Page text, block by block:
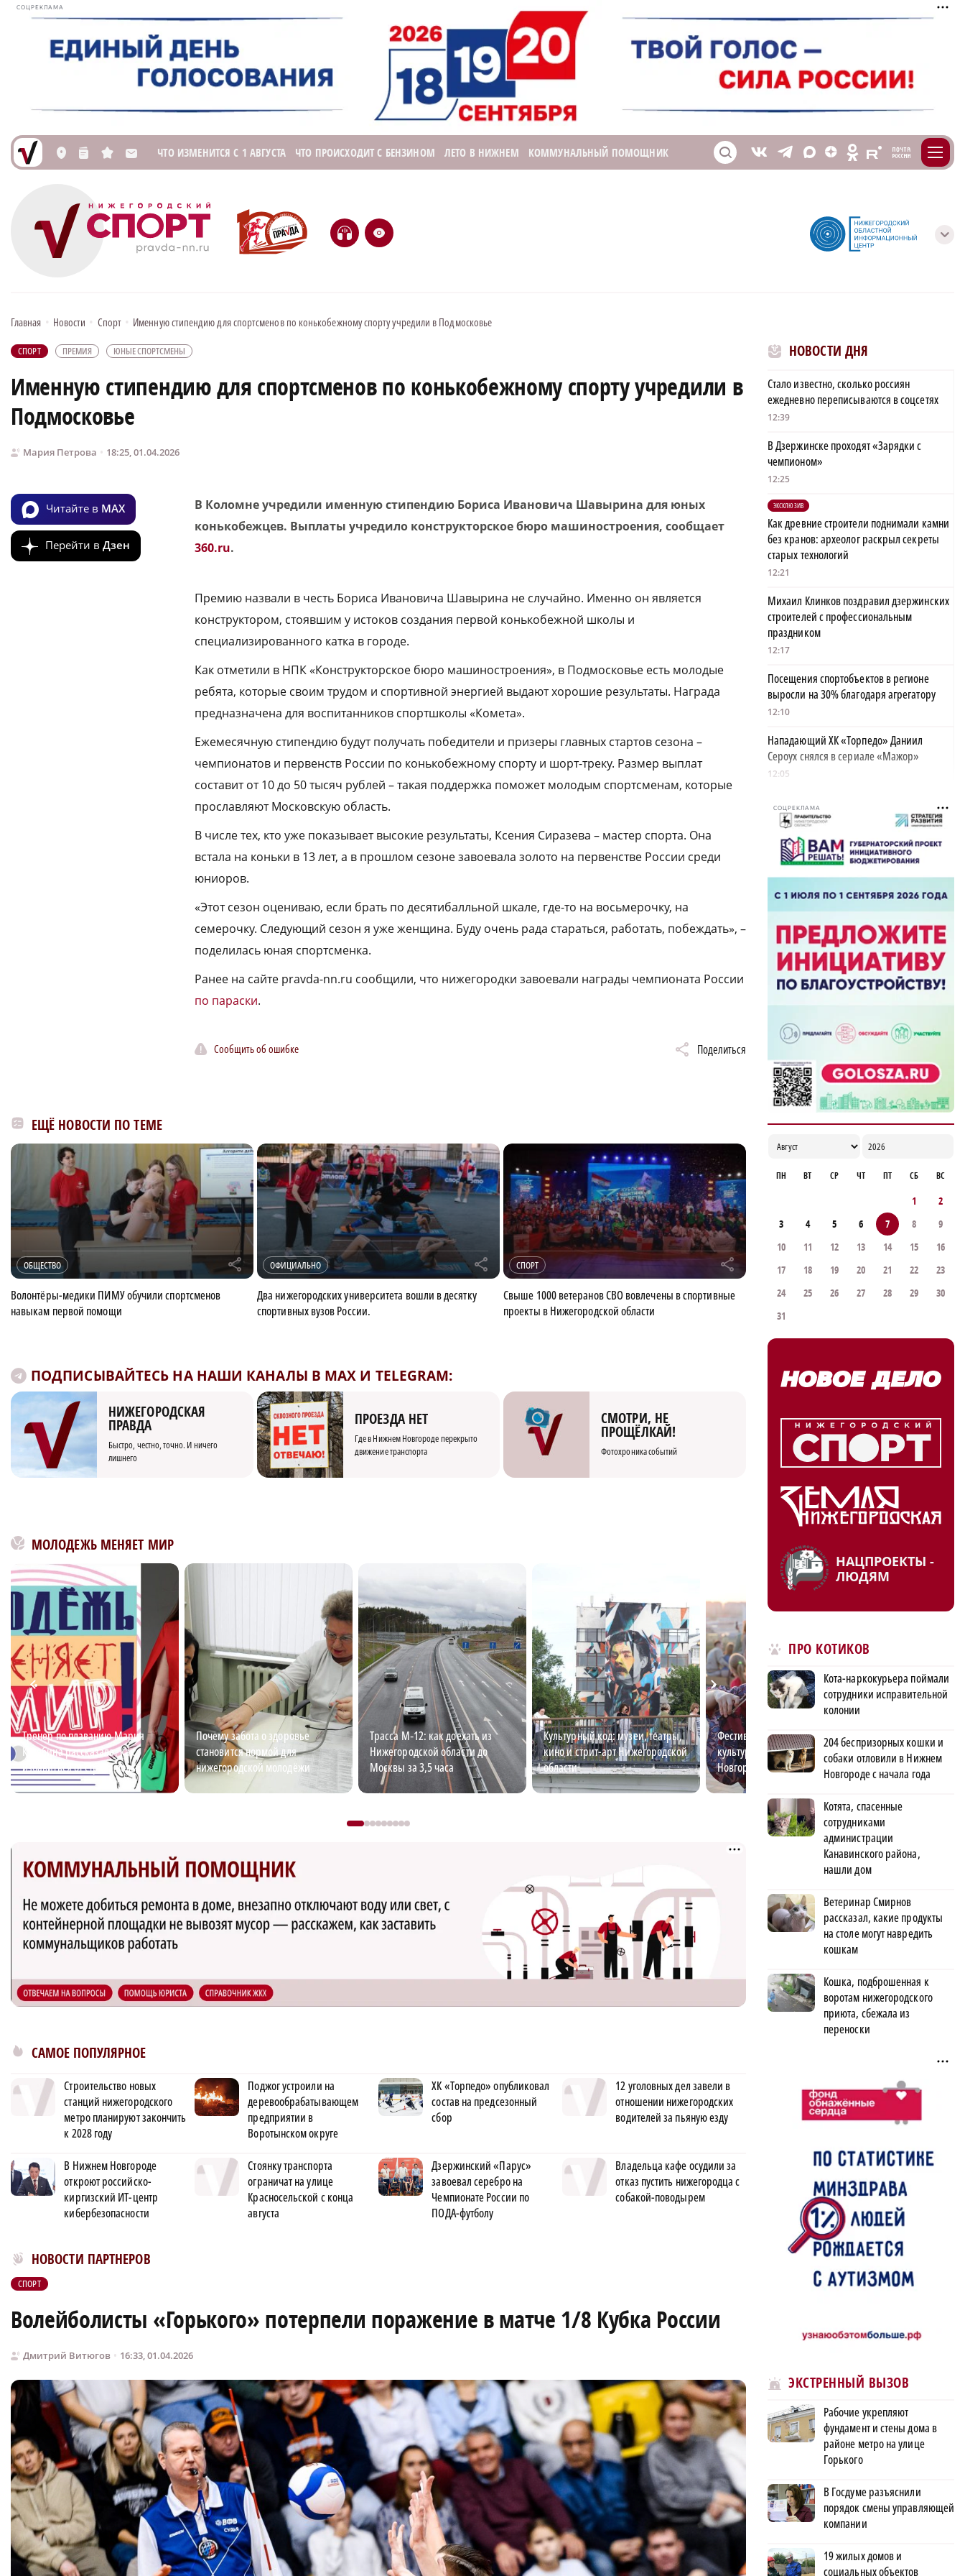
СОЦРЕКЛАМА
L n s M ЧТО ИЗМЕНИТСЯ С 1 АВГУСТА ЧТО ПРОИСХОДИТ С БЕНЗИНОМ ЛЕТО В НИЖНЕМ КОММУНАЛЬНЫЙ ПОМОЩНИК S V T X Z O E m
H e с
Главная • Новости • Спорт • Именную стипендию для спортсменов по конькобежному спорту учредили в Подмосковье
СПОРТ ПРЕМИЯ ЮНЫЕ СПОРТСМЕНЫ
Именную стипендию для спортсменов по конькобежному спорту учредили в
Подмосковье
Мария Петрова 18:25, 01.04.2026
Читайте в MAX
Перейти в Дзен
В Коломне учредили именную стипендию Бориса Ивановича Шавырина для юных
конькобежцев. Выплаты учредило конструкторское бюро машиностроения, сообщает
360.ru.
Премию назвали в честь Бориса Ивановича Шавырина не случайно. Именно он является
конструктором, стоявшим у истоков создания первой конькобежной школы и
специализированного катка в городе.
Как отметили в НПК «Конструкторское бюро машиностроения», в Подмосковье есть молодые
ребята, которые своим трудом и спортивной энергией выдают хорошие результаты. Награда
предназначена для воспитанников спортшколы «Комета».
Ежемесячную стипендию будут получать победители и призеры главных стартов сезона –
чемпионатов и первенств России по конькобежному спорту и шорт-треку. Размер выплат
составит от 10 до 50 тысяч рублей – такая поддержка поможет молодым спортсменам, которые
прославляют Московскую область.
В числе тех, кто уже показывает высокие результаты, Ксения Сиразева – мастер спорта. Она
встала на коньки в 13 лет, а в прошлом сезоне завоевала золото на первенстве России среди
юниоров.
«Этот сезон оцениваю, если брать по десятибалльной шкале, где-то на восьмерочку, на
семерочку. Следующий сезон я уже женщина. Буду очень рада стараться, работать, побеждать», –
поделилась юная спортсменка.
Ранее на сайте pravda-nn.ru сообщили, что нижегородки завоевали награды чемпионата России
по параски.
Сообщить об ошибке Поделиться
ЕЩЁ НОВОСТИ ПО ТЕМЕ
ОБЩЕСТВО r
Волонтёры-медики ПИМУ обучили спортсменов
навыкам первой помощи
ОФИЦИАЛЬНО r
Два нижегородских университета вошли в десятку
спортивных вузов России.
СПОРТ r
Свыше 1000 ветеранов СВО вовлечены в спортивные
проекты в Нижегородской области
ПОДПИСЫВАЙТЕСЬ НА НАШИ КАНАЛЫ В MAX И TELEGRAM:
НИЖЕГОРОДСКАЯ
ПРАВДА
Быстро, честно, точно. И ничего
лишнего
ПРОЕЗДА НЕТ
Где в Нижнем Новгороде перекрыто
движение транспорта
СМОТРИ, НЕ
ПРОЩЁЛКАЙ!
Фотохроника событий
МОЛОДЕЖЬ МЕНЯЕТ МИР
Тренер по плаванию Мария
Кулябина рассказала, как
избавиться от страха воды
Почему забота о здоровье
становится нормой для
нижегородской молодёжи
Трасса М‑12: как доехать из
Нижегородской области до
Москвы за 3,5 часа
Культурный код: музеи, театры,
кино и стрит-арт Нижегородской
области
Фестивальный город: главные
культурные события Нижнего
Новгорода
арены, дворцы
современные
САМОЕ ПОПУЛЯРНОЕ
Строительство новых
станций нижегородского
метро планируют закончить
к 2028 году
Поджог устроили на
деревообрабатывающем
предприятии в
Воротынском округе
ХК «Торпедо» опубликовал
состав на предсезонный
сбор
12 уголовных дел завели в
отношении нижегородских
водителей за пьяную езду
В Нижнем Новгороде
откроют российско-
киргизский ИТ-центр
кибербезопасности
Стоянку транспорта
ограничат на улице
Красносельской с конца
августа
Дзержинский «Парус»
завоевал серебро на
Чемпионате России по
ПОДА-футболу
Владельца кафе осудили за
отказ пустить нижегородца с
собакой-поводырем
НОВОСТИ ПАРТНЕРОВ
Новости МирТесен
СПОРТ
Волейболисты «Горького» потерпели поражение в матче 1/8 Кубка России
Дмитрий Витюгов 16:33, 01.04.2026
НОВОСТИ ДНЯ
Стало известно, сколько россиян
ежедневно переписываются в соцсетях
12:39
В Дзержинске проходят «Зарядки с
чемпионом»
12:25
ЭКСКЛЮЗИВ
Как древние строители поднимали камни
без кранов: археолог раскрыл секреты
старых технологий
12:21
Михаил Клинков поздравил дзержинских
строителей с профессиональным
праздником
12:17
Посещения спортобъектов в регионе
выросли на 30% благодаря агрегатору
12:10
Нападающий ХК «Торпедо» Даниил
Сероух снялся в сериале «Мажор»
12:05
В Нижнем Новгороде прошел семинар
руководства вневедомственной охраны
Росгвардии
11:59
Участников дропперской схемы на 380
тысяч рублей задержали в Павлове
11:53
В НГТУ создали криптокалькулятор для
обучения шифрованию и поиска
уязвимостей
11:47
Каждый 2‑й кв.м жилья строится при
участии Волго-Вятского банка Сбербанка
СОЦРЕКЛАМА
ПН ВТ СР ЧТ ПТ СБ ВС
1
2
3
4 5 6 7 8
9
10
11 12 13 14 15
16
17
18 19 20 21 22
23
24
25 26 27 28 29
30
31
НАЦПРОЕКТЫ -
ЛЮДЯМ
ПРО КОТИКОВ
Кота-наркокурьера поймали
сотрудники исправительной
колонии
204 беспризорных кошки и
собаки отловили в Нижнем
Новгороде с начала года
Котята, спасенные
сотрудниками
администрации
Канавинского района,
нашли дом
Ветеринар Смирнов
рассказал, какие продукты
на столе могут навредить
кошкам
Кошка, подброшенная к
воротам нижегородского
приюта, сбежала из
переноски
ЭКСТРЕННЫЙ ВЫЗОВ
Рабочие укрепляют
фундамент и стены дома в
районе метро на улице
Горького
В Госдуме разъяснили
порядок смены управляющей
компании
19 жилых домов и
социальных объектов